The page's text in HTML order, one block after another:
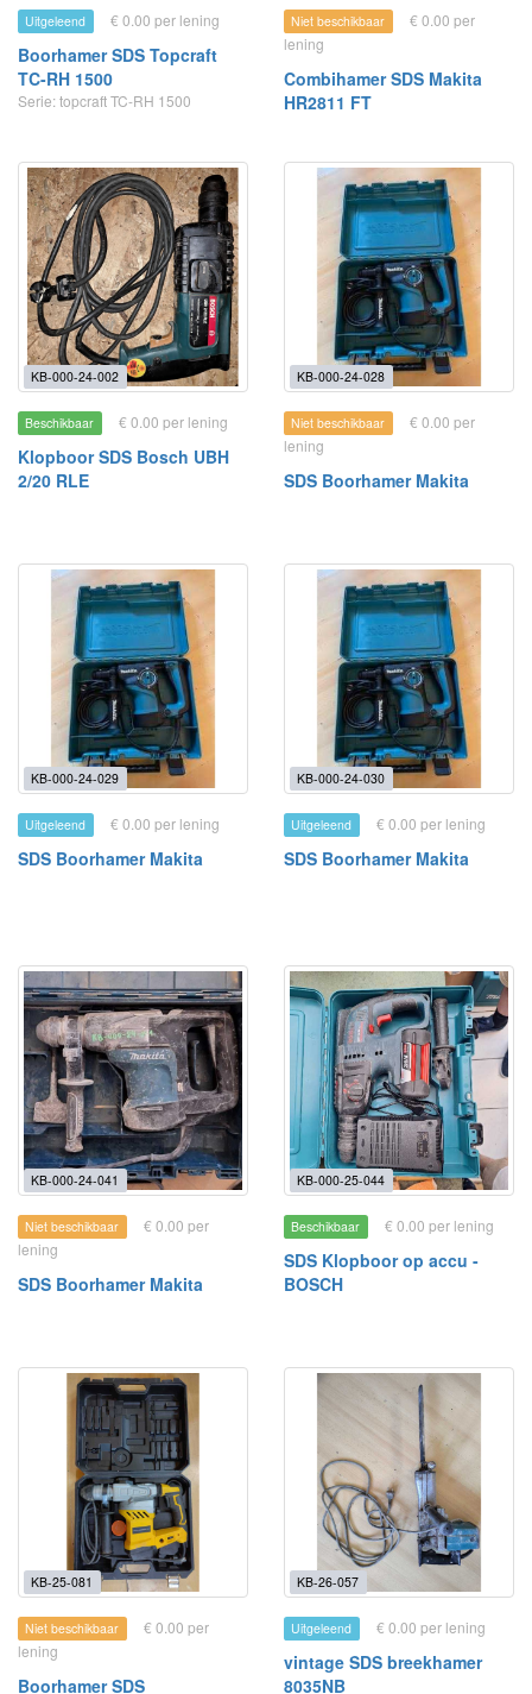
Uitgeleend € 0.00 per lening
Boorhamer SDS Topcraft
TC-RH 1500
Serie: topcraft TC-RH 1500
Niet beschikbaar
€ 0.00 per
lening
Combihamer SDS Makita
HR2811 FT
KB-000-24-002
Beschikbaar € 0.00 per lening
Klopboor SDS Bosch UBH
2/20 RLE
KB-000-24-028
Niet beschikbaar
€ 0.00 per
lening
SDS Boorhamer Makita
KB-000-24-029
Uitgeleend € 0.00 per lening
SDS Boorhamer Makita
KB-000-24-030
Uitgeleend € 0.00 per lening
SDS Boorhamer Makita
KB-000-24-041
Niet beschikbaar
€ 0.00 per
lening
SDS Boorhamer Makita
KB-000-25-044
Beschikbaar € 0.00 per lening
SDS Klopboor op accu -
BOSCH
KB-25-081
Niet beschikbaar
€ 0.00 per
lening
Boorhamer SDS
KB-26-057
Uitgeleend € 0.00 per lening
vintage SDS breekhamer
8035NB